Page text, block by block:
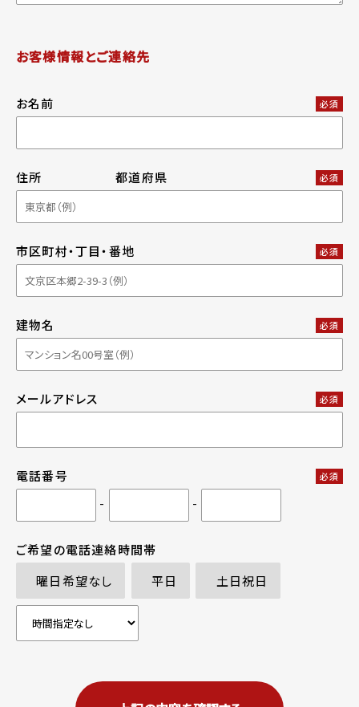
お客様情報とご連絡先
お名前 必須
住所 都道府県 必須
市区町村・丁目・番地 必須
建物名 必須
メールアドレス 必須
電話番号 必須
- -
ご希望の電話連絡時間帯
曜日希望なし
平日 土日祝日